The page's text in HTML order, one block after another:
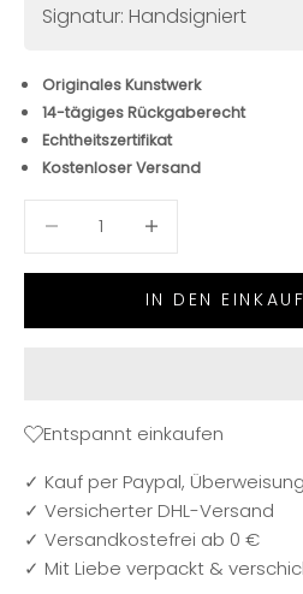
Signatur: Handsigniert
Originales Kunstwerk
14-tägiges Rückgaberecht
Echtheitszertifikat
Kostenloser Versand
IN DEN
Entspannt einkaufen
✓ Kauf per Paypal,
✓ Versicherter DHL-Versand
✓ Versandkostefrei ab 0 €
✓ Mit Liebe verpackt &